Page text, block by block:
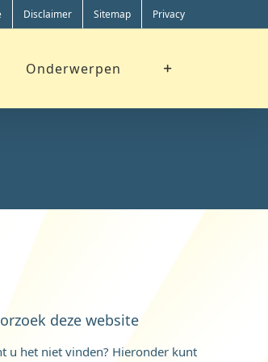
Disclaimer Sitemap Privacy
Onderwerpen
deze website
u het niet vinden? Hieronder kunt